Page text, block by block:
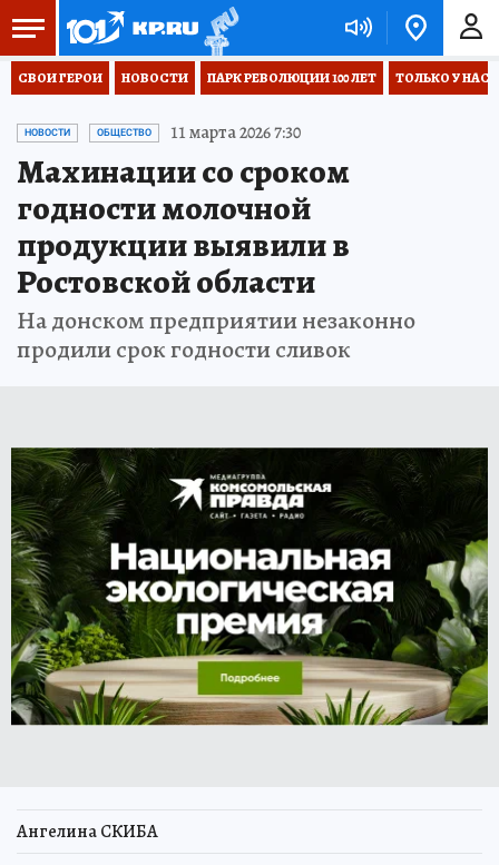
СВОИ ГЕРОИ НОВОСТИ ПАРК РЕВОЛЮЦИИ 100 ЛЕТ ТОЛЬКО У НАС
НОВОСТИ ОБЩЕСТВО 11 марта 2026 7:30
Махинации со сроком
годности молочной
продукции выявили в
Ростовской области
На донском предприятии незаконно
продили срок годности сливок
Ангелина СКИБА